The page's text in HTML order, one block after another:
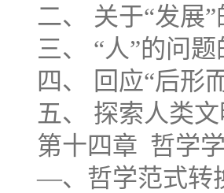
二、 关于“发展
三、 “人”的问
四、 回应“后形
五、 探索人类
第十四章 哲学
―、哲学范式转